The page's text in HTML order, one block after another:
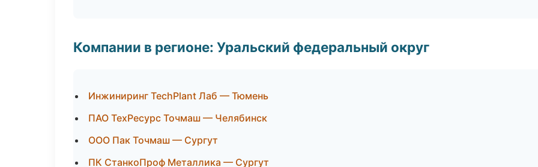
Компании в регионе: Уральский федеральный округ
Инжиниринг TechPlant Лаб — Тюмень
ПАО ТехРесурс Точмаш — Челябинск
ООО Пак Точмаш — Сургут
ПК СтанкоПроф Металлика — Сургут